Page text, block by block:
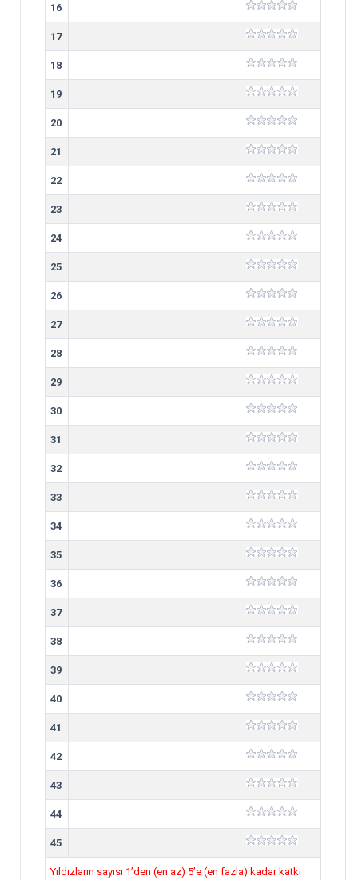
16
17
18
19
20
21
22
23
24
25
26
27
28
29
30
31
32
33
34
35
36
37
38
39
40
41
42
43
44
45
Yıldızların sayısı 1’den (en az) 5’e (en fazla) kadar katkı